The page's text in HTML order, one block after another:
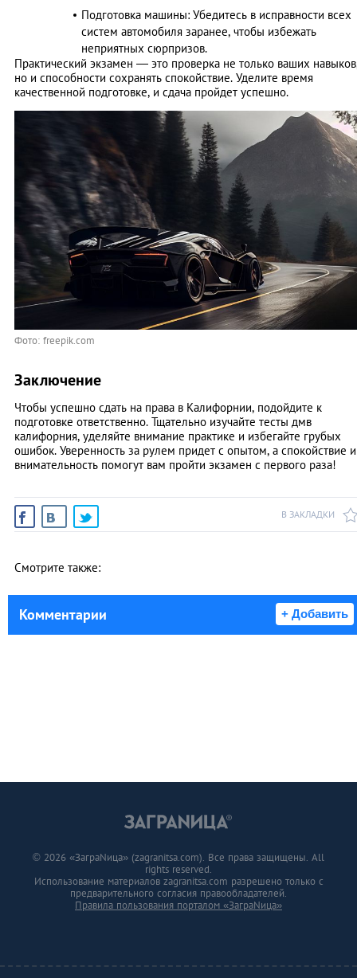
Подготовка машины: Убедитесь в исправности всех
систем автомобиля заранее, чтобы избежать
неприятных сюрпризов.
Практический экзамен — это проверка не только ваших
но и способности сохранять спокойствие. Уделите время
качественной подготовке, и сдача пройдет успешно.
Фото: freepik.com
Заключение
Чтобы успешно сдать на права в Калифорнии, подойдите к
подготовке ответственно. Тщательно изучайте тесты дмв
калифорния, уделяйте внимание практике и избегайте грубых
ошибок. Уверенность за рулем придет с опытом, а спокойствие и
внимательность помогут вам пройти экзамен с первого раза!
В ЗАКЛАДКИ
Смотрите также:
Комментарии + Добавить
© 2026 «ЗаграNица» (zagranitsa.com). Все права защищены. All
rights reserved.
Использование материалов zagranitsa.com разрешено только с
предварительного согласия правообладателей.
Правила пользования порталом «ЗаграNица»